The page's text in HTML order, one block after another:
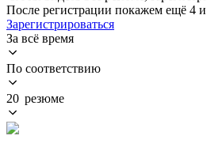
После регистрации покажем ещё 4
Зарегистрироваться
За всё время
По соответствию
20 резюме